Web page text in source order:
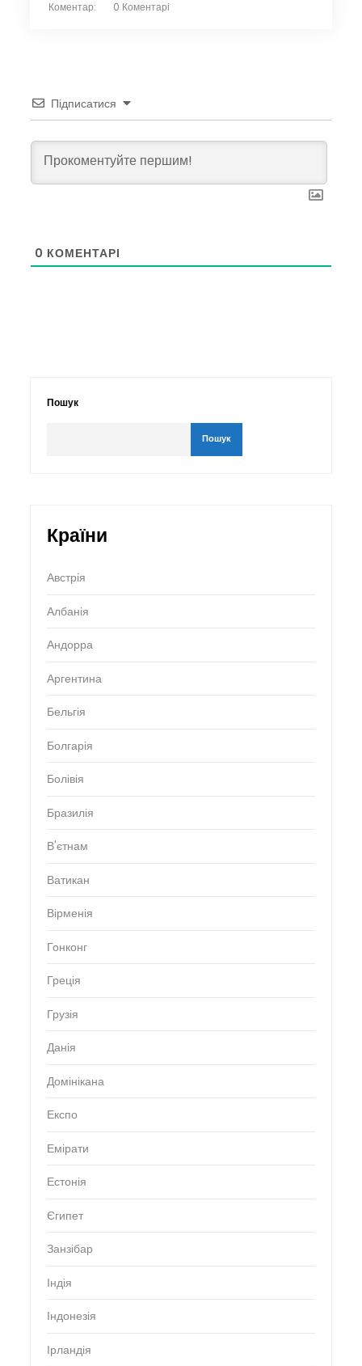
Коментар: 0 Коментарі
Підписатися
0 КОМЕНТАРІ
Пошук
Пошук
Країни
Австрія
Албанія
Андорра
Аргентина
Бельгія
Болгарія
Болівія
Бразилія
В'єтнам
Ватикан
Вірменія
Гонконг
Греція
Грузія
Данія
Домінікана
Експо
Емірати
Естонія
Єгипет
Занзібар
Індія
Індонезія
Ірландія